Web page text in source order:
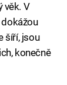
věk. V
šíří, jsou
konečně